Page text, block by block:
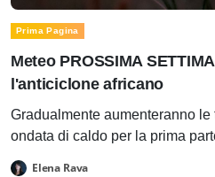
Prima Pagina
Meteo PROSSIMA
l'anticiclone africano
Gradualmente aumenteranno
ondata di caldo per la prima
Elena Rava